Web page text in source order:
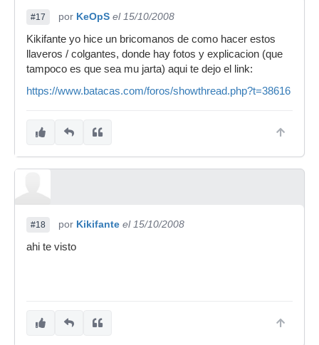
#17 por KeOpS el 15/10/2008
Kikifante yo hice un bricomanos de como hacer estos
llaveros / colgantes, donde hay fotos y explicacion (que
tampoco es que sea mu jarta) aqui te dejo el link:
https://www.batacas.com/foros/showthread.php?t=38616
#18 por Kikifante el 15/10/2008
ahi te visto